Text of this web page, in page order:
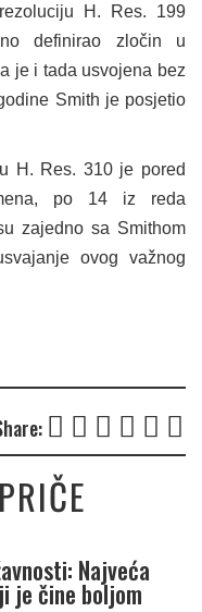
H. Res. 199
definirao zločin u
je i tada usvojena bez
Smith je posjetio
H. Res. 310 je pored
po 14 iz reda
zajedno sa Smithom
ovog važnog
Najveća
je čine boljom